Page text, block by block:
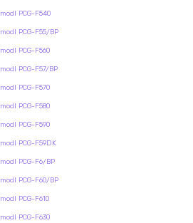
modl PCG-F540
modl PCG-F55/BP
modl PCG-F560
modl PCG-F57/BP
modl PCG-F570
modl PCG-F580
modl PCG-F590
modl PCG-F59DK
modl PCG-F6/BP
modl PCG-F60/BP
modl PCG-F610
modl PCG-F630